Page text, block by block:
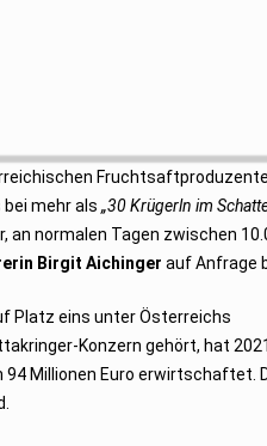
bei mehr als„30 Krügerln im
normalen Tagen zwischen
Birgit Aichingerauf Anfrage
Platz eins unter Österreichs
Konzern gehört, hat
Millionen Euro erwirtschaftet.